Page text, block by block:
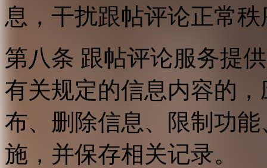
息，干扰跟帖评论正常
第八条 跟帖评论服务提
有关规定的信息内容的
布、删除信息、限制功
施，并保存相关记录。